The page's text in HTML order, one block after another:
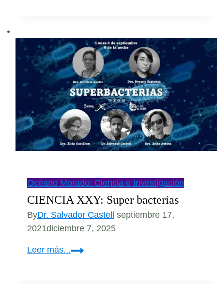
Océano Morado: Ciencia e Investigación
CIENCIA XXY: Super bacterias
ByDr. Salvador Castell
septiembre 17,
2021diciembre 7, 2025
Leer más...CIENCIA